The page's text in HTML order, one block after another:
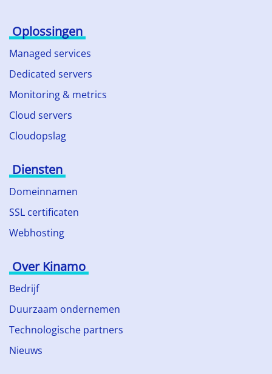
Oplossingen
Managed services
Dedicated servers
Monitoring & metrics
Cloud servers
Cloudopslag
Diensten
Domeinnamen
SSL certificaten
Webhosting
Over Kinamo
Bedrijf
Duurzaam ondernemen
Technologische partners
Nieuws